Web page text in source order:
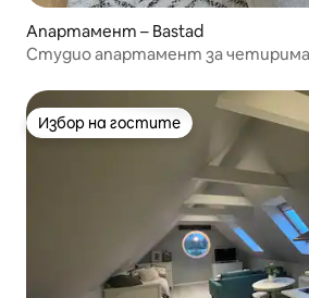
Апартамент – Bastad
Студио апартамент за
Избор на гостите
Избор на гостите